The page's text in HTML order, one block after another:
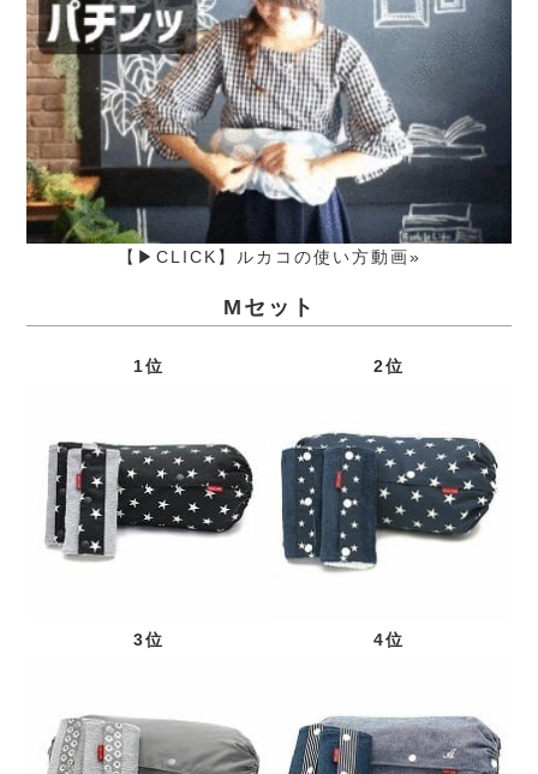
【▶CLICK】ルカコの使い方動画»
Mセット
1位 2位
3位 4位